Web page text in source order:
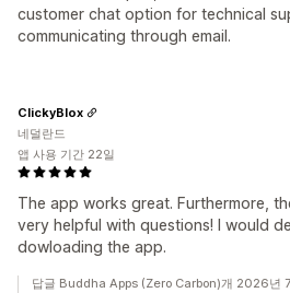
customer chat option for technical
communicating through email.
The app works great. Furthermore,
very helpful with questions! I would
dowloading the app.
ClickyBlox
네덜란드
앱 사용 기간 22일
답글 Buddha Apps (Zero Carbon)개 2026년